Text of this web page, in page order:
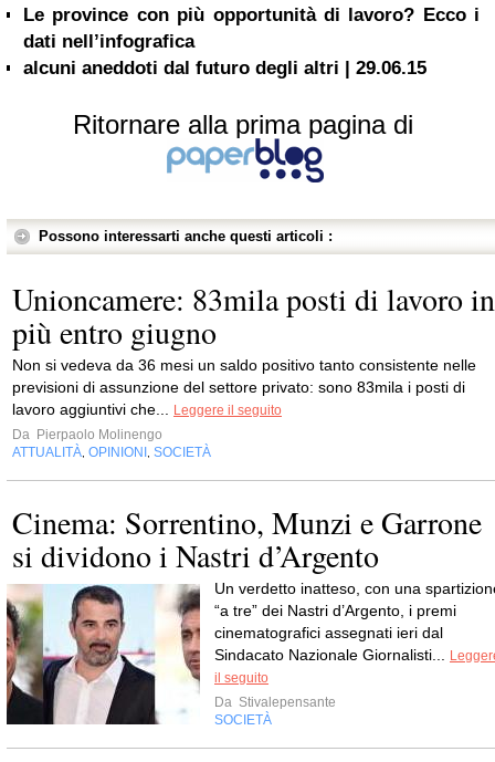
Le province con più opportunità di lavoro? Ecco i
dati nell’infografica
alcuni aneddoti dal futuro degli altri | 29.06.15
Ritornare alla prima pagina di
Possono interessarti anche questi articoli :
Unioncamere: 83mila posti di lavoro in
più entro giugno
Non si vedeva da 36 mesi un saldo positivo tanto consistente nelle
previsioni di assunzione del settore privato: sono 83mila i posti di
lavoro aggiuntivi che...
Leggere il seguito
Da Pierpaolo Molinengo
ATTUALITÀ OPINIONI SOCIETÀ
Cinema: Sorrentino, Munzi e Garrone
si dividono i Nastri d’Argento
Un verdetto inatteso, con una
“a tre” dei Nastri d’Argento, i premi
cinematografici assegnati ieri dal
Sindacato Nazionale Giornalisti...
il seguito
Da Stivalepensante
SOCIETÀ